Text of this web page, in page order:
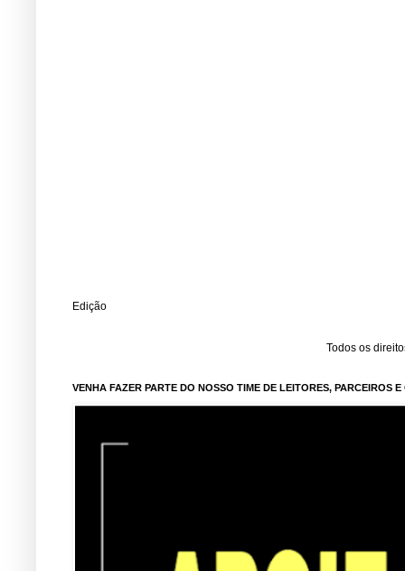
Edição
Todos os
VENHA FAZER PARTE DO NOSSO TIME DE LEITORES, PARCEIROS